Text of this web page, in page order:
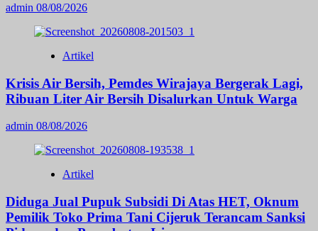
admin 08/08/2026
Artikel
Krisis Air Bersih, Pemdes Wirajaya Bergerak Lagi,
Ribuan Liter Air Bersih Disalurkan Untuk Warga
admin 08/08/2026
Artikel
Diduga Jual Pupuk Subsidi Di Atas HET, Oknum
Pemilik Toko Prima Tani Cijeruk Terancam Sanksi